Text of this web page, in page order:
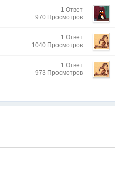
1 Ответ
970 Просмотров
1 Ответ
1040 Просмотров
1 Ответ
973 Просмотров